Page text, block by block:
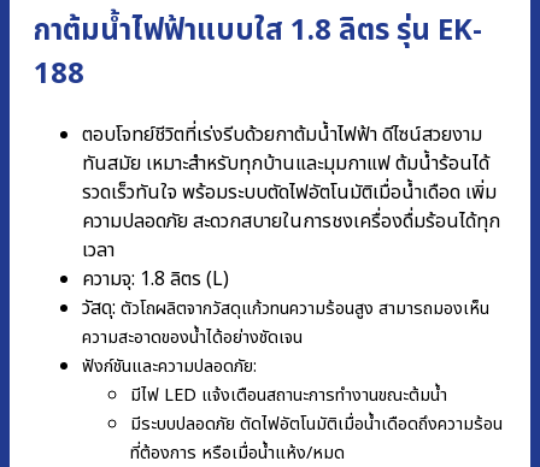
กาต้มน้ำไฟฟ้าแบบใส 1.8 ลิตร รุ่น EK-
188
ตอบโจทย์ชีวิตที่เร่งรีบด้วยกาต้มน้ำไฟฟ้า ดีไซน์สวยงาม
ทันสมัย เหมาะสำหรับทุกบ้านและมุมกาแฟ ต้มน้ำร้อนได้
รวดเร็วทันใจ พร้อมระบบตัดไฟอัตโนมัติเมื่อน้ำเดือด เพิ่ม
ความปลอดภัย สะดวกสบายในการชงเครื่องดื่มร้อนได้ทุก
เวลา
ความจุ: 1.8 ลิตร (L)
วัสดุ: ตัวโถผลิตจากวัสดุแก้วทนความร้อนสูง สามารถมองเห็น
ความสะอาดของน้ำได้อย่างชัดเจน
ฟังก์ชันและความปลอดภัย:
มีไฟ LED แจ้งเตือนสถานะการทำงานขณะต้มน้ำ
มีระบบปลอดภัย ตัดไฟอัตโนมัติเมื่อน้ำเดือดถึงความร้อน
ที่ต้องการ หรือเมื่อน้ำแห้ง/หมด